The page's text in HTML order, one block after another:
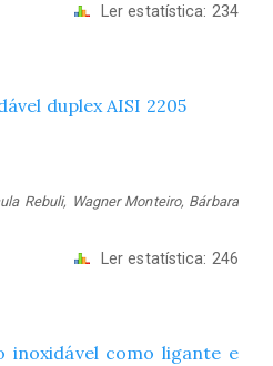
Ler estatística: 234
duplex AISI 2205
Rebuli, Wagner Monteiro, Bárbara
Ler estatística: 246
inoxidável como ligante e